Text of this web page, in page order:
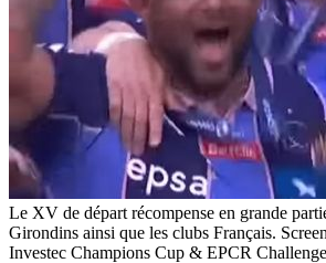
Le XV de départ récompense en grande
Girondins ainsi que les clubs Français.
Investec Champions Cup & EPCR